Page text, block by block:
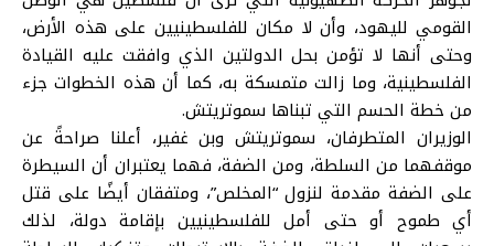
القومي لليهود، وأن لا مكان للفلسطينيين على هذه الأرض،
وحتى أنها لا تؤمن بحل الدولتين الذي وافقت عليه القيادة
الفلسطينية، وما زالت متمسكة به، كما أن هذه الخطوات جزء
من خطة الحسم التي تبناها سموتريتش.
الوزيران المتطرفان، سموتريتش وبن غفير، أعلنا صراحةً عن
موقفهما من السلطة، ومن الضفة، فهما يعتبران أن السيطرة
على الضفة مقدمة لنزول “المخلص”، ومتفقان أيضًا على قتل
أي طموح أو حتى أمل للفلسطينيين بإقامة دولة، لذلك